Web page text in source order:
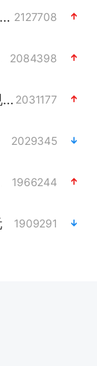
佛山通报笔试前13被淘汰后5名进体检 2127708
2084398
广东雷州通报特教老师招聘违规事件 2031177
2029345
1966244
1909291